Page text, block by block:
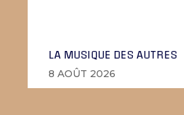
LA MUSIQUE DES AUTRES
8 AOÛT 2026